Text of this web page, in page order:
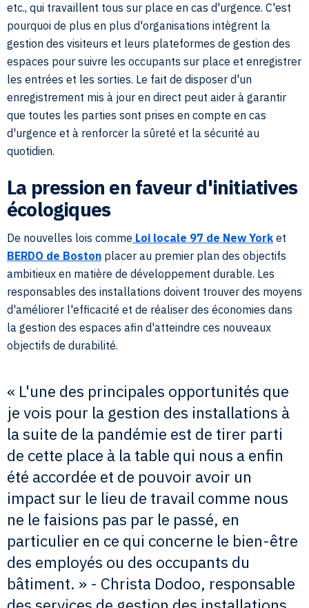
etc., qui travaillent tous sur place en cas d'urgence. C'est
pourquoi de plus en plus d'organisations intègrent la
gestion des visiteurs et leurs plateformes de gestion des
espaces pour suivre les occupants sur place et enregistrer
les entrées et les sorties. Le fait de disposer d'un
enregistrement mis à jour en direct peut aider à garantir
que toutes les parties sont prises en compte en cas
d'urgence et à renforcer la sûreté et la sécurité au
quotidien.
La pression en faveur d'initiatives
écologiques
De nouvelles lois comme Loi locale 97 de New York et
BERDO de Boston placer au premier plan des objectifs
ambitieux en matière de développement durable. Les
responsables des installations doivent trouver des moyens
d'améliorer l'efficacité et de réaliser des économies dans
la gestion des espaces afin d'atteindre ces nouveaux
objectifs de durabilité.
« L'une des principales opportunités que
je vois pour la gestion des installations à
la suite de la pandémie est de tirer parti
de cette place à la table qui nous a enfin
été accordée et de pouvoir avoir un
impact sur le lieu de travail comme nous
ne le faisions pas par le passé, en
particulier en ce qui concerne le bien-être
des employés ou des occupants du
bâtiment. » - Christa Dodoo, responsable